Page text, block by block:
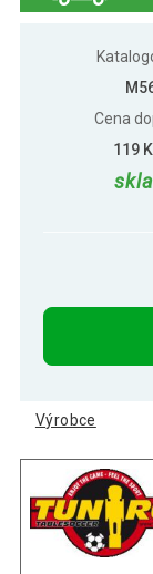
Cena
119
Výrobce